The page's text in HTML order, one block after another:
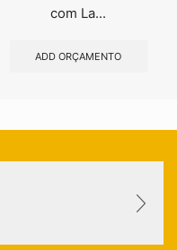
com La...
ADD ORÇAMENTO